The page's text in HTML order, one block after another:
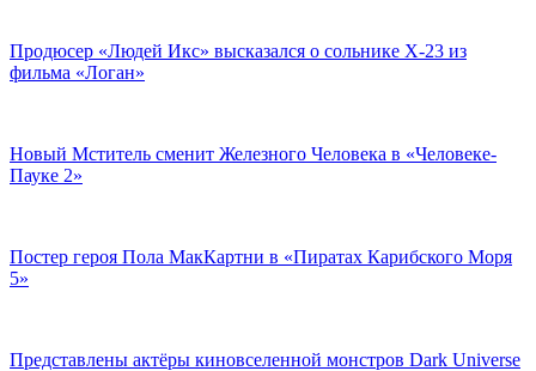
Продюсер «Людей Икс» высказался о сольнике X-23 из
фильма «Логан»
Новый Мститель сменит Железного Человека в «Человеке-
Пауке 2»
Постер героя Пола МакКартни в «Пиратах Карибского Моря
5»
Представлены актёры киновселенной монстров Dark Universe